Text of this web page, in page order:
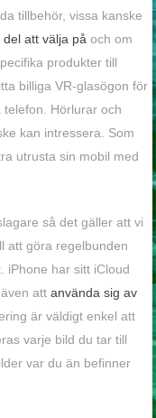
tillbehör, vissa kanske
att välja på och om
produkter till
billiga VR-glasögon för
Hörlurar och
kan intressera. Som
utrusta sin mobil med
så det gäller att vi
att göra regelbunden
iPhone har sitt iCloud
även attanvända sig av
är väldigt enkel att
varje bild du tar till
var du än befinner